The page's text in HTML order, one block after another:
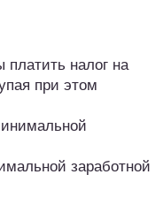
налог на
при этом
заработной